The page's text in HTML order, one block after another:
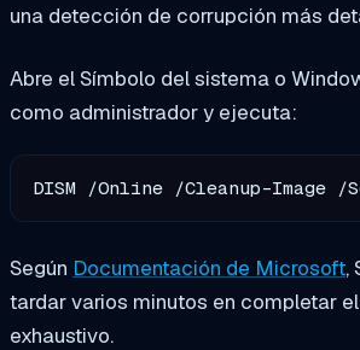
una detección de corrupción más
Abre el Símbolo del sistema o
como administrador y ejecuta:
DISM /Online /Cleanup-Image /
Según Documentación de Microsoft,
tardar varios minutos en completar
exhaustivo.